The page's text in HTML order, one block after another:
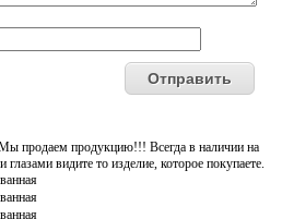
продаем продукцию!!! Всегда в наличии на
видите то изделие, которое покупаете.